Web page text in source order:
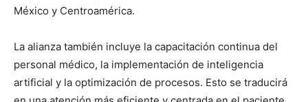
México y Centroamérica.
La alianza también incluye la capacitación continua del
personal médico, la implementación de inteligencia
artificial y la optimización de procesos. Esto se traducirá